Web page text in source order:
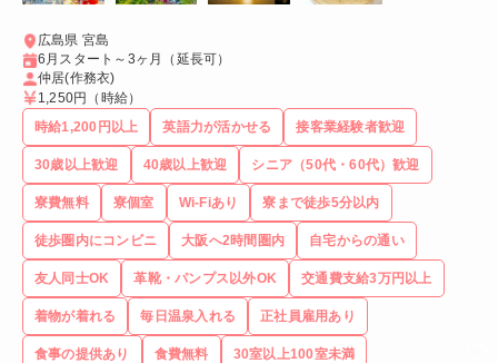
広島県 宮島
6月スタート～3ヶ月（延長可）
仲居(作務衣)
1,250円 （時給）
時給1,200円以上
英語力が活かせる 接客業経験者歓迎
30歳以上歓迎 40歳以上歓迎 シニア（50代・60代）歓迎
寮費無料 寮個室 Wi-Fiあり 寮まで徒歩5分以内
徒歩圏内にコンビニ 大阪へ2時間圏内 自宅からの通い
友人同士OK 革靴・パンプス以外OK 交通費支給3万円以上
着物が着れる 毎日温泉入れる 正社員雇用あり
食事の提供あり 食費無料 30室以上100室未満